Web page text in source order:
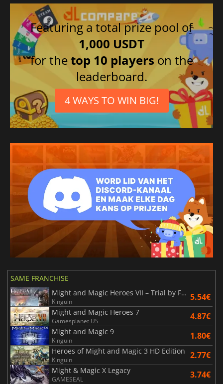
Featuring a total prize pool of
1,000 USDT
for thetop 10 players on the
leaderboard.
4 WAYS TO WIN BIG!
SAME FRANCHISE
Might and Magic Heroes VII – Trial by Fire
Kinguin 5.54€
Might and Magic Heroes 7
Gamesplanet US 4.87€
Might and Magic 9
Kinguin 1.80€
Heroes of Might and Magic 3 HD Edition
Kinguin 2.77€
Might & Magic X Legacy
GAMESEAL 3.74€